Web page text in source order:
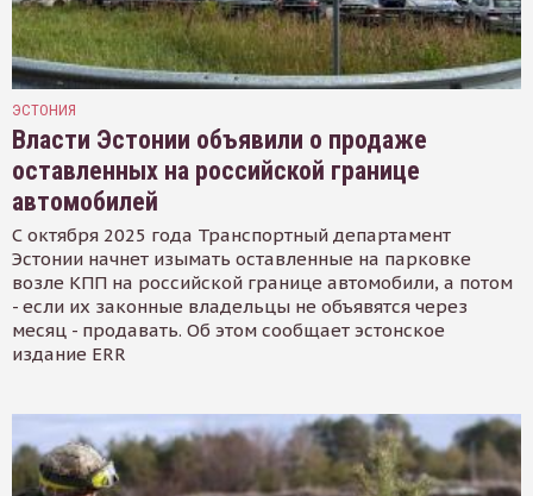
ЭСТОНИЯ
Власти Эстонии объявили о продаже
оставленных на российской границе
автомобилей
С октября 2025 года Транспортный департамент
Эстонии начнет изымать оставленные на парковке
возле КПП на российской границе автомобили, а потом
- если их законные владельцы не объявятся через
месяц - продавать. Об этом сообщает эстонское
издание ERR